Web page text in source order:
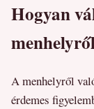
Hogyan
A menhelyről
érdemes